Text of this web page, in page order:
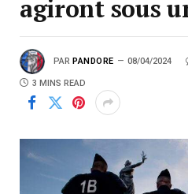
agiront sous
PAR PANDORE 08/04/2024
3 MINS READ